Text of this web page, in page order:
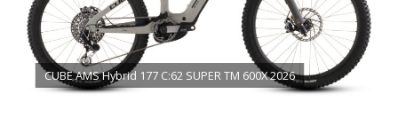
CUBE AMS Hybrid 177 C:62 SUPER TM 600X 2026